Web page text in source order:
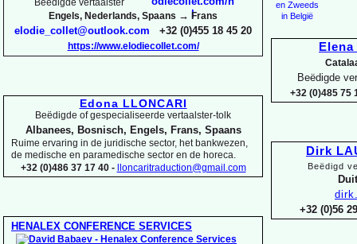
Beëdigde
+32 (0)485 75
Dirk
Beëdigd
+32 (0)56
Engels, Nederlands, Spaans → Frans
elodie_collet@outlook.com +32 (0)455 18 45 20
https://www.elodiecollet.com/
Edona LLONCARI
Beëdigde of gespecialiseerde vertaalster-tolk
Albanees, Bosnisch, Engels, Frans, Spaans
Ruime ervaring in de juridische sector, het bankwezen,
de medische en paramedische sector en de horeca.
+32 (0)486 37 17 40 -
lloncaritraduction@gmail.com
HENALEX CONFERENCE SERVICES